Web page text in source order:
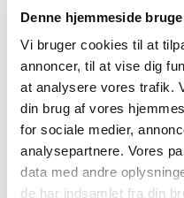
Denne hjemmeside
Vi bruger cookies til at
annoncer, til at vise dig
at analysere vores trafik.
din brug af vores
for sociale medier,
analysepartnere. Vores
data med andre
de har indsamlet fra din
Alle (2506)
TID
2026 (84)
2025 (158)
2024 (224)
december (28)
november (28)
oktober (28)